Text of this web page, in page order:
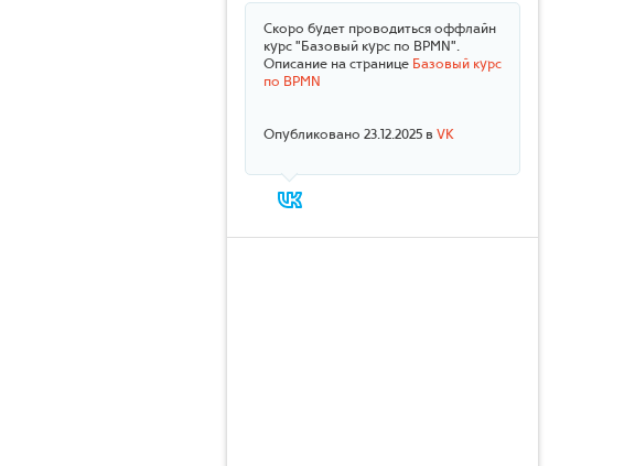
Скоро будет проводиться оффлайн
курс "Базовый курс по BPMN".
Описание на странице Базовый курс
по BPMN
Опубликовано 23.12.2025 в VK